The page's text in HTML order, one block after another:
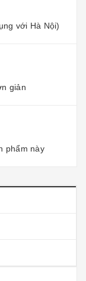
với Hà Nội)
giản
phẩm này